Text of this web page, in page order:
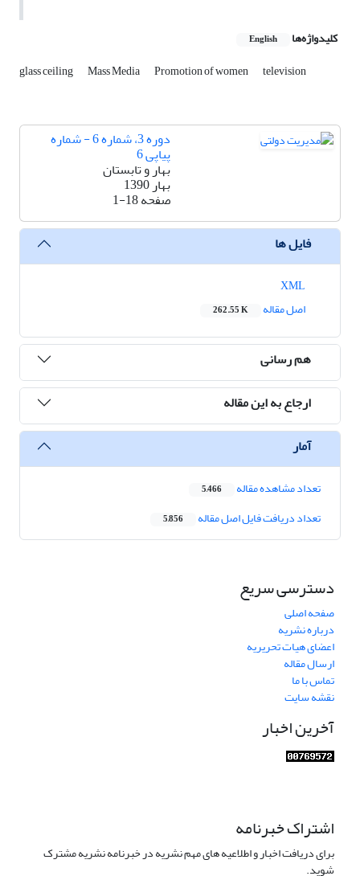
کلیدواژه‌ها English
glass ceiling Mass Media Promotion of women television
دوره 3، شماره 6 - شماره
پیاپی 6
بهار و تابستان
بهار 1390
صفحه1-18
فایل ها
اصل مقاله
262.55 K
هم رسانی
ارجاع به این مقاله
آمار
تعداد مشاهده مقاله 5,466
تعداد دریافت فایل اصل مقاله 5,856
دسترسی سریع
صفحه اصلی
درباره نشریه
اعضای هیات تحریریه
ارسال مقاله
تماس با ما
نقشه سایت
آخرین اخبار
اشتراک خبرنامه
برای دریافت اخبار و اطلاعیه های مهم نشریه در خبرنامه نشریه مشترک
شوید.